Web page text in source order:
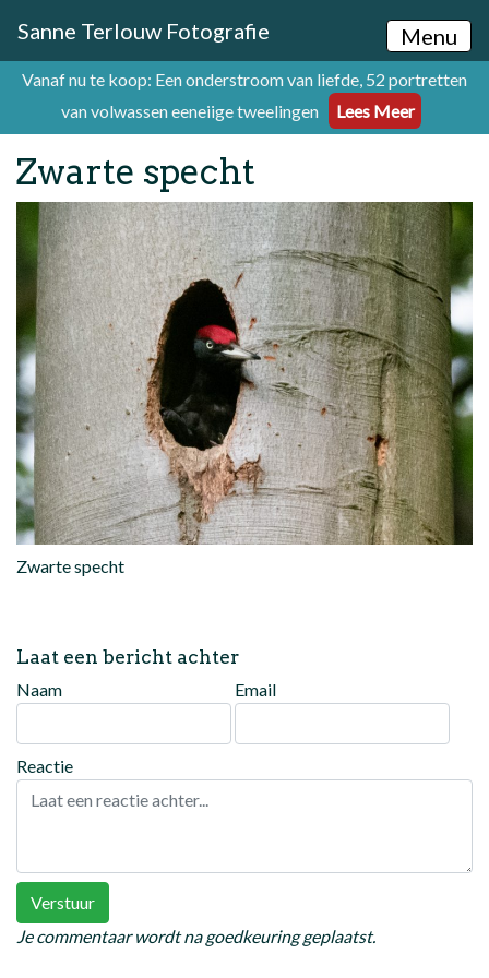
Sanne Terlouw Fotografie Menu
Vanaf nu te koop: Een onderstroom van liefde, 52 portretten
van volwassen eeneiige tweelingen
Lees Meer
Zwarte specht
Zwarte specht
Laat een bericht achter
Naam Email
Reactie
Verstuur
Je commentaar wordt na goedkeuring geplaatst.